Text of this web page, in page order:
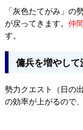
「灰色たてがみ」の
が戻ってきます。 仲
す。
傭兵を増やして
勢力クエスト（日の
の効率が上がるので